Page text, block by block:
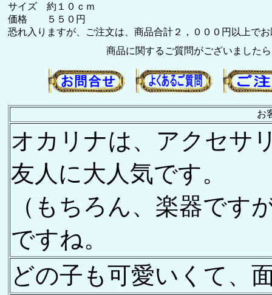
サイズ 約１０ｃｍ
価格 ５５０円
恐れ入りますが、ご注文は、商品合計２，０００円以上でお
商品に関するご質問がございました
お
オカリナは、アクセサ
友人に大人気です。
（もちろん、楽器です
ですね。
どの子も可愛いくて、